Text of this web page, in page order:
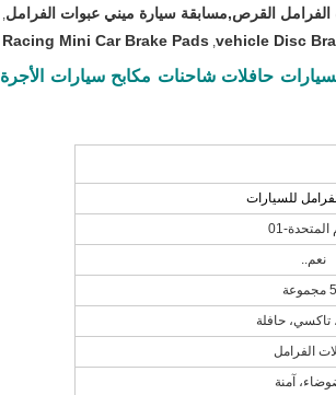
القرص,مسابقة سيارة ميني عبوات الفرامل,
vehicle Disc
,
Racing Mini Car Brake Pads
السيارات حافلات شاحنات مكابح سيارات الأجرة
للسيارات
المتحدة-01
نعم..
تاكسي، حافلة
الفرامل
آمنة